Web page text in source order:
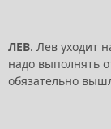
ЛЕВ. Лев уходит
надо выполнять
обязательно